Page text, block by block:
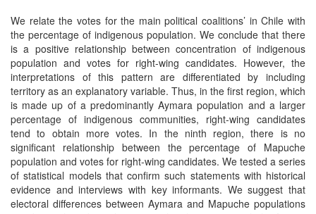
We relate the votes for the main political coalitions’ in Chile with
the percentage of indigenous population. We conclude that there
is a positive relationship between concentration of indigenous
population and votes for right-wing candidates. However, the
interpretations of this pattern are differentiated by including
territory as an explanatory variable. Thus, in the first region, which
is made up of a predominantly Aymara population and a larger
percentage of indigenous communities, right-wing candidates
tend to obtain more votes. In the ninth region, there is no
significant relationship between the percentage of Mapuche
population and votes for right-wing candidates. We tested a series
of statistical models that confirm such statements with historical
evidence and interviews with key informants. We suggest that
electoral differences between Aymara and Mapuche populations